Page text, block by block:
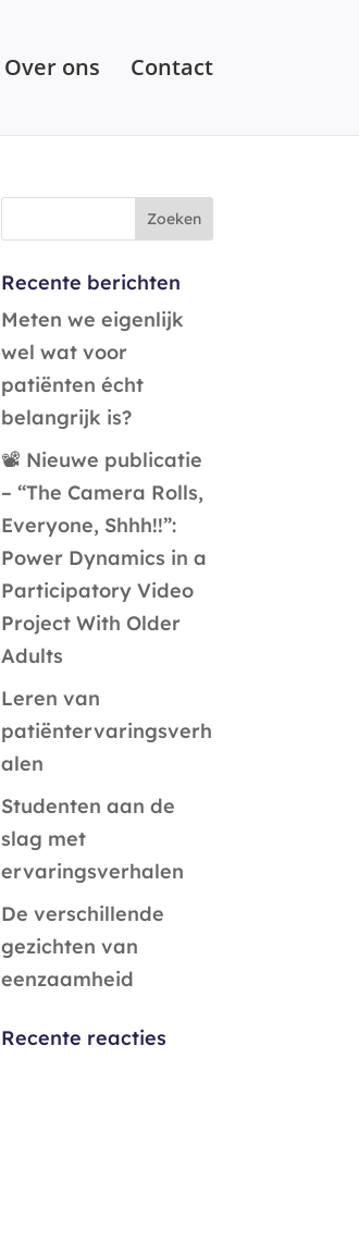
Over ons Contact
Recente berichten
Meten we eigenlijk
wel wat voor
patiënten écht
belangrijk is?
📽️ Nieuwe publicatie
– “The Camera Rolls,
Everyone, Shhh!!”:
Power Dynamics in a
Participatory Video
Project With Older
Adults
Leren van
patiëntervaringsverh
alen
Studenten aan de
slag met
ervaringsverhalen
De verschillende
gezichten van
eenzaamheid
Recente reacties